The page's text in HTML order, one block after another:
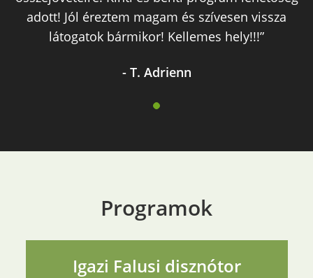
adott! Jól éreztem magam és szívesen vissza
látogatok bármikor! Kellemes hely!!!”
- T. Adrienn
Programok
Igazi Falusi disznótor